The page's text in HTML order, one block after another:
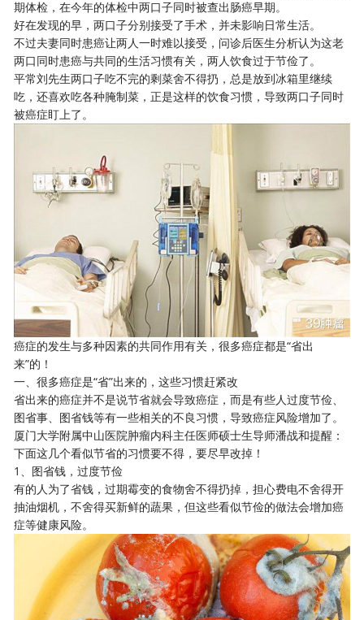
期体检，在今年的体检中两口子同时被查出肠癌早期。
好在发现的早，两口子分别接受了手术，并未影响日常生活。
不过夫妻同时患癌让两人一时难以接受，问诊后医生分析认为这老
两口同时患癌与共同的生活习惯有关，两人饮食过于节俭了。
平常刘先生两口子吃不完的剩菜舍不得扔，总是放到冰箱里继续
吃，还喜欢吃各种腌制菜，正是这样的饮食习惯，导致两口子同时
被癌症盯上了。
癌症的发生与多种因素的共同作用有关，很多癌症都是“省出
来”的！
一、很多癌症是“省”出来的，这些习惯赶紧改
省出来的癌症并不是说节省就会导致癌症，而是有些人过度节俭、
图省事、图省钱等有一些相关的不良习惯，导致癌症风险增加了。
厦门大学附属中山医院肿瘤内科主任医师硕士生导师潘战和提醒：
下面这几个看似节省的习惯要不得，要尽早改掉！
1、图省钱，过度节俭
有的人为了省钱，过期霉变的食物舍不得扔掉，担心费电不舍得开
抽油烟机，不舍得买新鲜的蔬果，但这些看似节俭的做法会增加癌
症等健康风险。